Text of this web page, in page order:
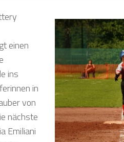
einen
ins
in
von
nächste
Emiliani